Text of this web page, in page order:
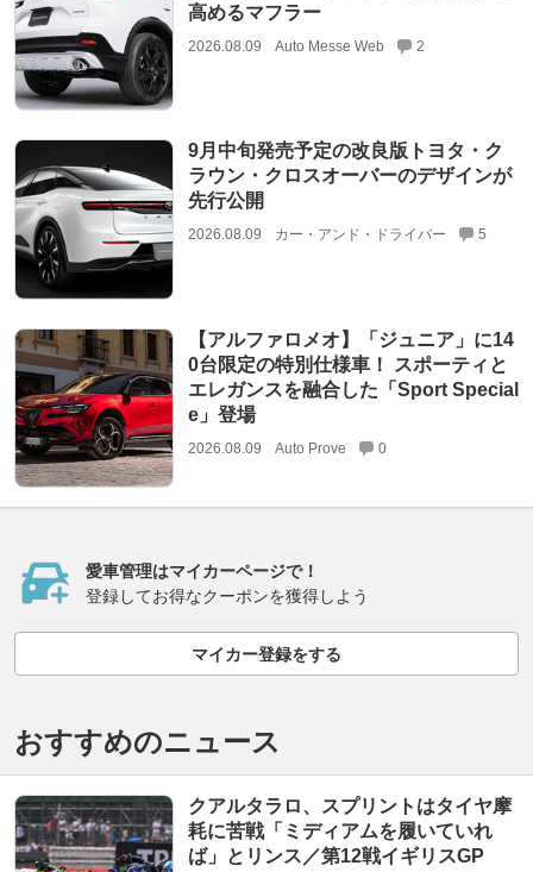
高めるマフラー
2026.08.09 Auto Messe Web 2
9月中旬発売予定の改良版トヨタ・ク
ラウン・クロスオーバーのデザインが
先行公開
2026.08.09 カー・アンド・ドライバー 5
【アルファロメオ】「ジュニア」に14
0台限定の特別仕様車！ スポーティと
エレガンスを融合した「Sport Special
e」登場
2026.08.09 Auto Prove 0
愛車管理はマイカーページで！
登録してお得なクーポンを獲得しよう
マイカー登録をする
おすすめのニュース
クアルタラロ、スプリントはタイヤ摩
耗に苦戦「ミディアムを履いていれ
ば」とリンス／第12戦イギリスGP